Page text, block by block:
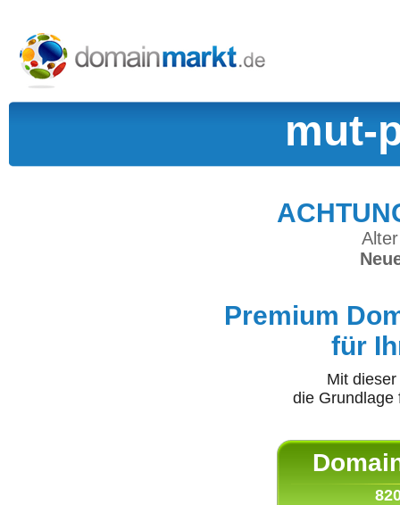
mut-
Premium
für
Mit
die